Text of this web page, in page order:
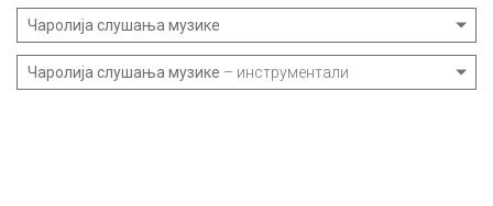
Чаролија слушања музике
Чаролија слушања музике – инструментали